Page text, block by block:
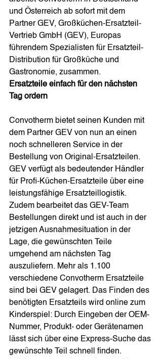
und Österreich ab sofort mit dem
Partner GEV, Großküchen-Ersatzteil-
Vertrieb GmbH (GEV), Europas
führendem Spezialisten für Ersatzteil-
Distribution für Großküche und
Gastronomie, zusammen.
Ersatzteile einfach für den nächsten
Tag ordern
Convotherm bietet seinen Kunden mit
dem Partner GEV von nun an einen
noch schnelleren Service in der
Bestellung von Original-Ersatzteilen.
GEV verfügt als bedeutender Händler
für Profi-Küchen-Ersatzteile über eine
leistungsfähige Ersatzteillogistik.
Zudem bearbeitet das GEV-Team
Bestellungen direkt und ist auch in der
jetzigen Ausnahmesituation in der
Lage, die gewünschten Teile
umgehend am nächsten Tag
auszuliefern. Mehr als 1.100
verschiedene Convotherm Ersatzteile
sind bei GEV gelagert. Das Finden des
benötigten Ersatzteils wird online zum
Kinderspiel: Durch Eingeben der OEM-
Nummer, Produkt- oder Gerätenamen
lässt sich über eine Express-Suche das
gewünschte Teil schnell finden.